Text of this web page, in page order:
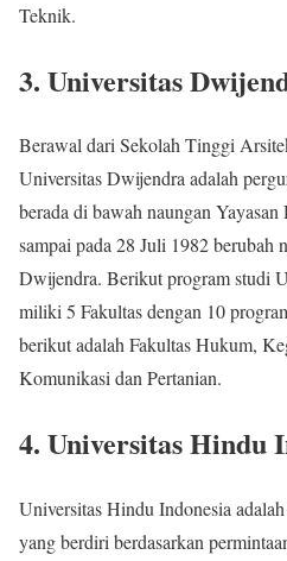
Teknik.
3. Universitas
Berawal dari Sekolah Tinggi
Universitas Dwijendra adalah
berada di bawah naungan
sampai pada 28 Juli 1982 berubah
Dwijendra. Berikut program studi
miliki 5 Fakultas dengan 10
berikut adalah Fakultas Hukum,
Komunikasi dan Pertanian.
4. Universitas Hindu
Universitas Hindu Indonesia
yang berdiri berdasarkan